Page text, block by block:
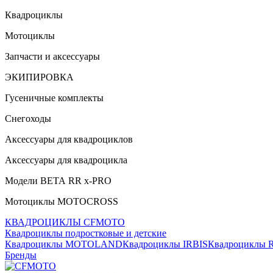
Квадроциклы
Мотоциклы
Запчасти и аксессуары
ЭКИПИРОВКА
Гусеничные комплекты
Снегоходы
Аксессуары для квадроциклов
Аксессуары для квадроцикла
Модели ВЕТА RR x-PRO
Мотоциклы MOTOCROSS
КВАДРОЦИКЛЫ CFMOTO
Квадроциклы подростковые и детские
Квадроциклы MOTOLANDКвадроциклы IRBISКвадроциклы
Бренды